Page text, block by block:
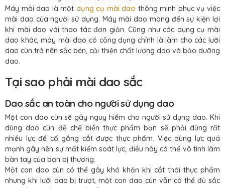
Máy mài dao là một dụng cụ mài dao thông minh phục vụ việc
mài dao của người sử dụng. Máy mài dao mang đến sự kiện lợi
khi mài dao với thao tác đơn giản. Cũng như các dụng cụ mài
dao khác, máy mài dao có công dụng chính là làm cho các lưỡi
dao cùn trở nên sắc bén, cải thiện chất lượng dao và bảo dưỡng
dao.
Tại sao phải mài dao sắc
Dao sắc an toàn cho người sử dụng dao
Một con dao cùn sẽ gây nguy hiểm cho người sử dụng dao. Khi
dùng dao cùn để chế biến thực phẩm bạn sẽ phải dùng rất
nhiều lực để cố gắng cắt được thực phẩm. Việc dùng lực quá
mạnh gây nên sự mất kiểm soát lực, điều này có thể vô tình làm
bàn tay của bạn bị thương.
Một con dao cùn có thể gây khó khăn khi cắt thái thực phẩm
nhưng khi lưỡi dao bị trượt, một con dao cùn vẫn có thể đủ sắc